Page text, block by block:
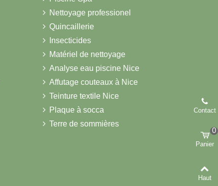
Nettoyage professionel
Quincaillerie
Insecticides
Matériel de nettoyage
Analyse eau piscine Nice
Affutage couteaux à Nice
Teinture textile Nice
Plaque à socca
Terre de sommières
Contact
Panier
0
Haut